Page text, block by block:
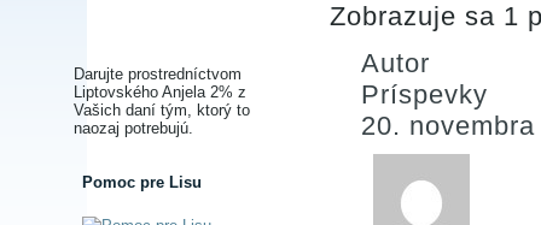
Darujte prostredníctvom
Liptovského Anjela 2% z
Vašich daní tým, ktorý to
naozaj potrebujú.
Pomoc pre Lisu
Zobrazuje sa 1
Autor
Príspevky
20.